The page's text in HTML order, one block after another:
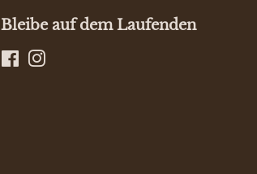
Bleibe auf dem Laufenden
Facebook